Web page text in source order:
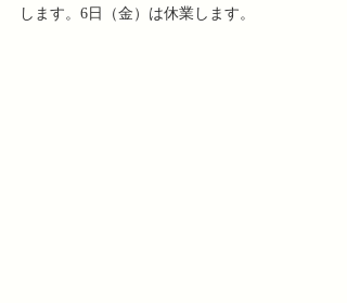
します。6日（金）は休業します。